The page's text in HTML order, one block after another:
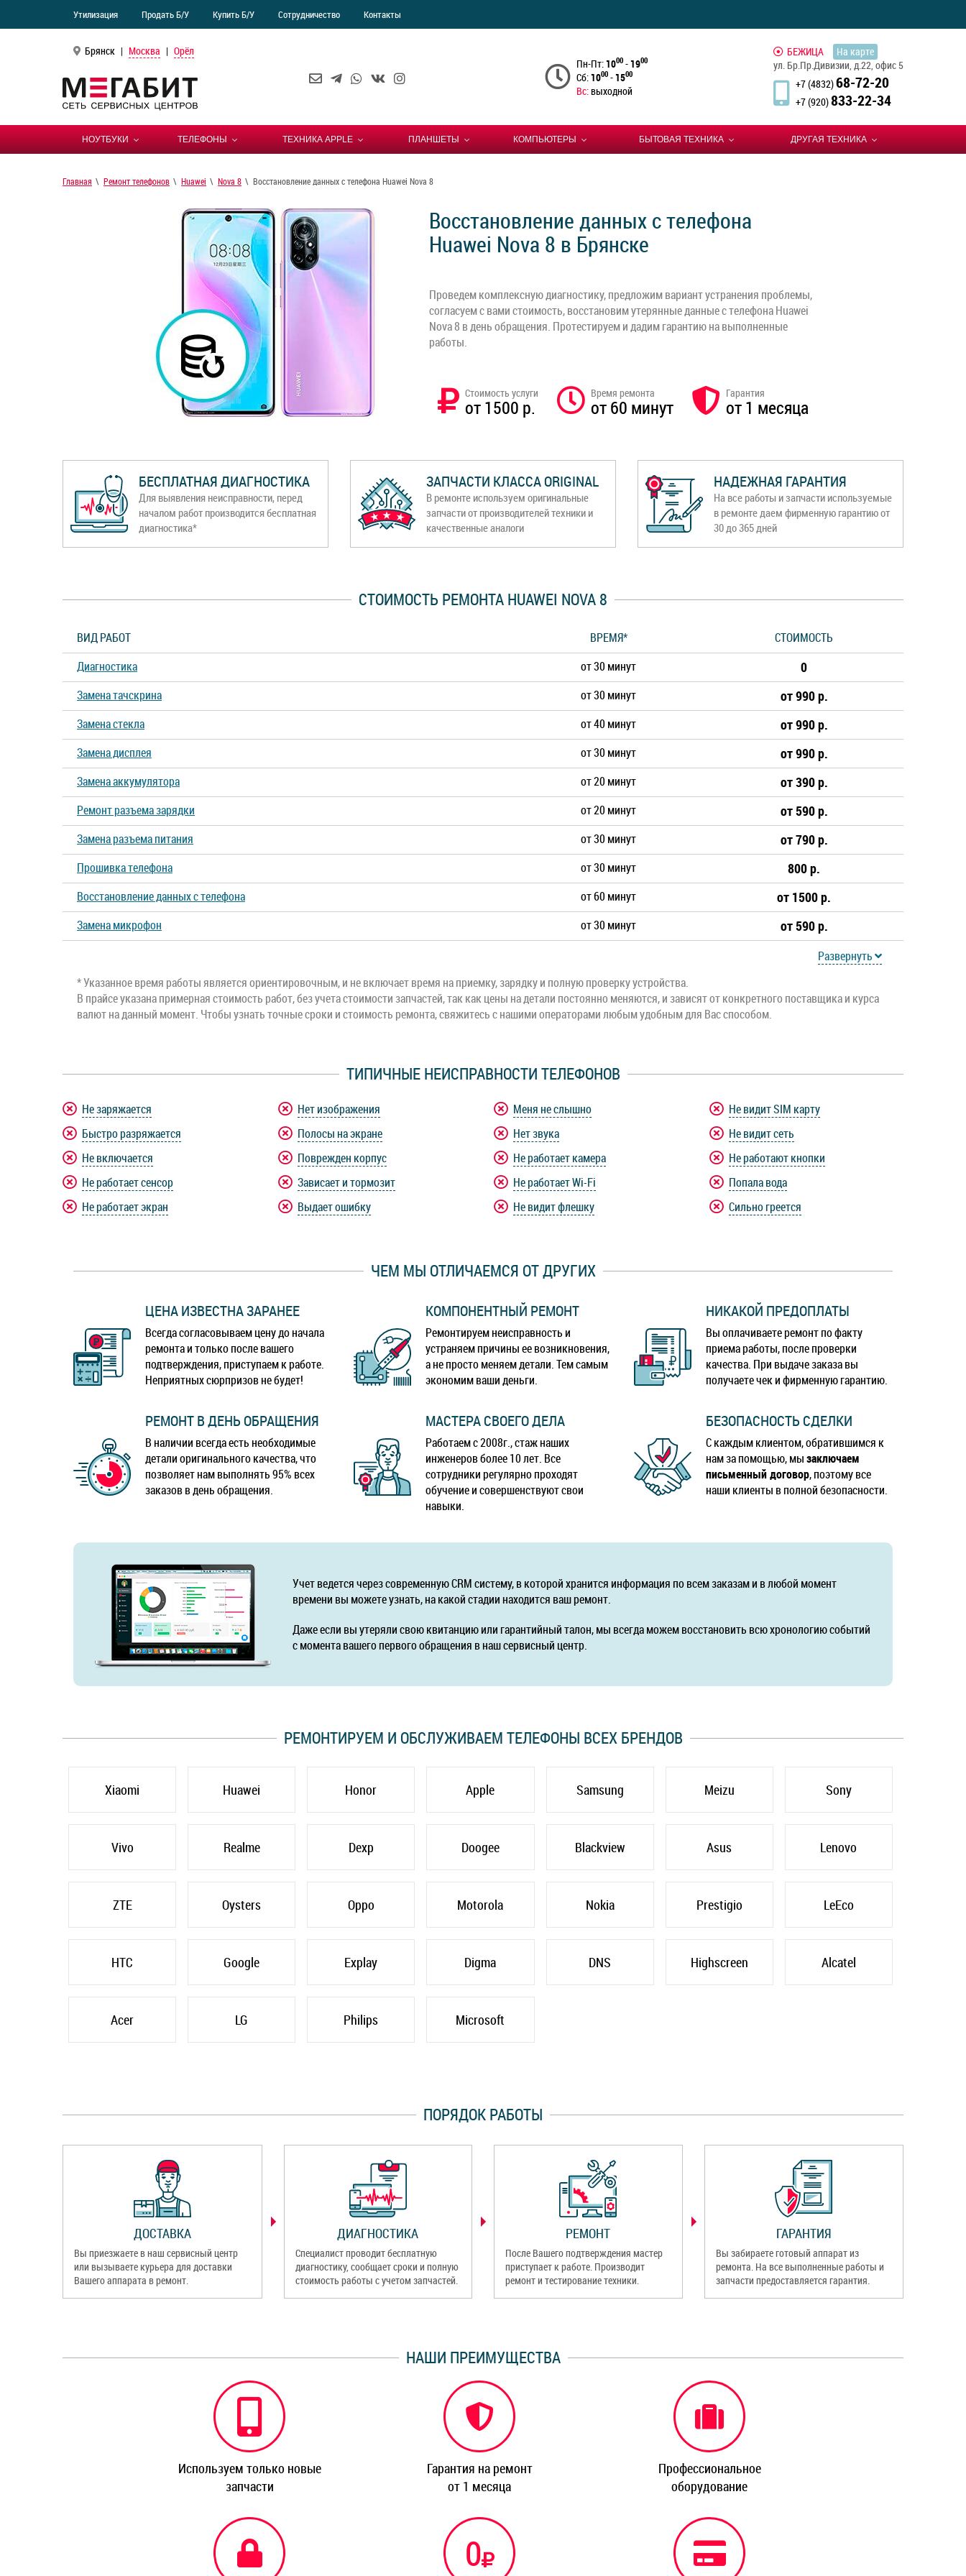
Утилизация Продать Б/У Купить Б/У Сотрудничество Контакты
Брянск | Москва | Орёл
Пн-Пт:1000-1900
Сб:1000-1500
Вс:выходной
БЕЖИЦА
На карте
ул. Бр.Пр.Дивизии, д.22, офис 5
+7 (4832)68-72-20
+7 (920)833-22-34
НОУТБУКИ ТЕЛЕФОНЫ ТЕХНИКА APPLE ПЛАНШЕТЫ КОМПЬЮТЕРЫ БЫТОВАЯ ТЕХНИКА ДРУГАЯ ТЕХНИКА
Главная Ремонт телефонов Huawei Nova 8 Восстановление данных с телефона Huawei Nova 8
Восстановление данных с телефона
Huawei Nova 8 в Брянске
Проведем комплексную диагностику, предложим вариант устранения проблемы,
согласуем с вами стоимость, восстановим утерянные данные с телефона Huawei
Nova 8 в день обращения. Протестируем и дадим гарантию на выполненные
работы.
Стоимость услуги
от 1500 р.
Время ремонта
от 60 минут
Гарантия
от 1 месяца
БЕСПЛАТНАЯ ДИАГНОСТИКА
Для выявления неисправности, перед
началом работ производится бесплатная
диагностика*
ЗАПЧАСТИ КЛАССА ORIGINAL
В ремонте используем оригинальные
запчасти от производителей техники и
качественные аналоги
НАДЕЖНАЯ ГАРАНТИЯ
На все работы и запчасти используемые
в ремонте даем фирменную гарантию от
30 до 365 дней
СТОИМОСТЬ РЕМОНТА HUAWEI NOVA 8
ВИД РАБОТ ВРЕМЯ*
СТОИМОСТЬ
Диагностика
от 30 минут 0
Замена тачскрина от 30 минут от 990 р.
Замена стекла от 40 минут от 990 р.
Замена дисплея от 30 минут от 990 р.
Замена аккумулятора от 20 минут от 390 р.
Ремонт разъема зарядки от 20 минут от 590 р.
Замена разъема питания от 30 минут от 790 р.
Прошивка телефона от 30 минут 800 р.
Восстановление данных с телефона от 60 минут от 1500 р.
Замена микрофон от 30 минут от 590 р.
Развернуть
* Указанное время работы является ориентировочным, и не включает время на приемку, зарядку и полную проверку устройства.
В прайсе указана примерная стоимость работ, без учета стоимости запчастей, так как цены на детали постоянно меняются, и зависят от конкретного поставщика и курса
валют на данный момент. Чтобы узнать точные сроки и стоимость ремонта, свяжитесь с нашими операторами любым удобным для Вас способом.
ТИПИЧНЫЕ НЕИСПРАВНОСТИ ТЕЛЕФОНОВ
Не заряжается
Быстро разряжается
Не включается
Не работает сенсор
Не работает экран
Нет изображения
Полосы на экране
Поврежден корпус
Зависает и тормозит
Выдает ошибку
Меня не слышно
Нет звука
Не работает камера
Не работает Wi-Fi
Не видит флешку
Не видит SIM карту
Не видит сеть
Не работают кнопки
Попала вода
Сильно греется
ЧЕМ МЫ ОТЛИЧАЕМСЯ ОТ ДРУГИХ
ЦЕНА ИЗВЕСТНА ЗАРАНЕЕ
Всегда согласовываем цену до начала
ремонта и только после вашего
подтверждения, приступаем к работе.
Неприятных сюрпризов не будет!
КОМПОНЕНТНЫЙ РЕМОНТ
Ремонтируем неисправность и
устраняем причины ее возникновения,
а не просто меняем детали. Тем самым
экономим ваши деньги.
НИКАКОЙ ПРЕДОПЛАТЫ
Вы оплачиваете ремонт по факту
приема работы, после проверки
качества. При выдаче заказа вы
получаете чек и фирменную гарантию.
РЕМОНТ В ДЕНЬ ОБРАЩЕНИЯ
В наличии всегда есть необходимые
детали оригинального качества, что
позволяет нам выполнять 95% всех
заказов в день обращения.
МАСТЕРА СВОЕГО ДЕЛА
Работаем с 2008г., стаж наших
инженеров более 10 лет. Все
сотрудники регулярно проходят
обучение и совершенствуют свои
навыки.
БЕЗОПАСНОСТЬ СДЕЛКИ
С каждым клиентом, обратившимся к
нам за помощью, мызаключаем
письменный договор, поэтому все
наши клиенты в полной безопасности.
Учет ведется через современную CRM систему, в которой хранится информация по всем заказам и в любой момент
времени вы можете узнать, на какой стадии находится ваш ремонт.
Даже если вы утеряли свою квитанцию или гарантийный талон, мы всегда можем восстановить всю хронологию событий
с момента вашего первого обращения в наш сервисный центр.
РЕМОНТИРУЕМ И ОБСЛУЖИВАЕМ ТЕЛЕФОНЫ ВСЕХ БРЕНДОВ
Xiaomi Huawei Honor Apple Samsung Meizu Sony
Vivo Realme Dexp Doogee Blackview Asus Lenovo
ZTE Oysters Oppo Motorola Nokia Prestigio LeEco
HTC Google Explay Digma DNS Highscreen Alcatel
Acer LG Philips Microsoft
ПОРЯДОК РАБОТЫ
ДОСТАВКА
Вы приезжаете в наш сервисный центр
или вызываете курьера для доставки
Вашего аппарата в ремонт.
ДИАГНОСТИКА
Специалист проводит бесплатную
диагностику, сообщает сроки и полную
стоимость работы с учетом запчастей.
РЕМОНТ
После Вашего подтверждения мастер
приступает к работе. Производит
ремонт и тестирование техники.
ГАРАНТИЯ
Вы забираете готовый аппарат из
ремонта. На все выполненные работы и
запчасти предоставляется гарантия.
НАШИ ПРЕИМУЩЕСТВА
Используем только новые
запчасти
Гарантия на ремонт
от 1 месяца
Профессиональное
оборудование
0